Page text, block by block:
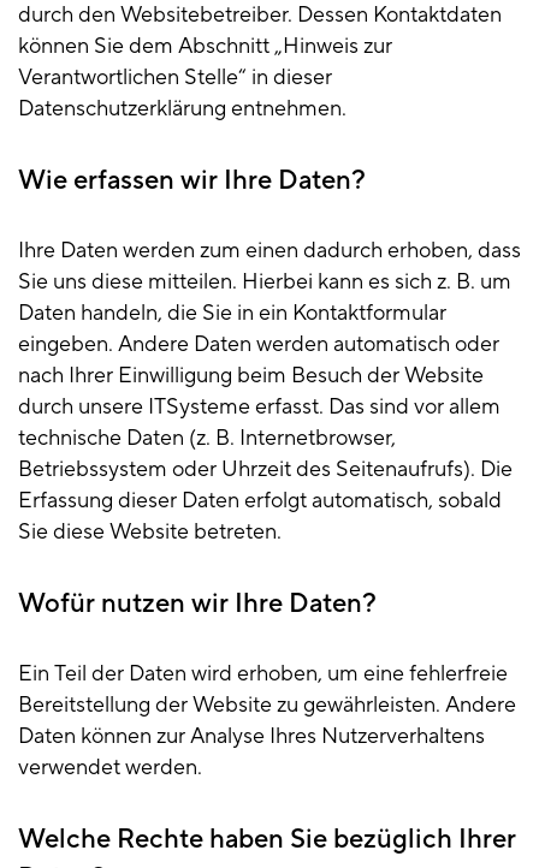
durch den Websitebetreiber. Dessen Kontaktdaten
können Sie dem Abschnitt „Hinweis zur
Verantwortlichen Stelle“ in dieser
Datenschutzerklärung entnehmen.
Wie erfassen wir Ihre Daten?
Ihre Daten werden zum einen dadurch erhoben, dass
Sie uns diese mitteilen. Hierbei kann es sich z. B. um
Daten handeln, die Sie in ein Kontaktformular
eingeben. Andere Daten werden automatisch oder
nach Ihrer Einwilligung beim Besuch der Website
durch unsere ITSysteme erfasst. Das sind vor allem
technische Daten (z. B. Internetbrowser,
Betriebssystem oder Uhrzeit des Seitenaufrufs). Die
Erfassung dieser Daten erfolgt automatisch, sobald
Sie diese Website betreten.
Wofür nutzen wir Ihre Daten?
Ein Teil der Daten wird erhoben, um eine fehlerfreie
Bereitstellung der Website zu gewährleisten. Andere
Daten können zur Analyse Ihres Nutzerverhaltens
verwendet werden.
Welche Rechte haben Sie bezüglich Ihrer